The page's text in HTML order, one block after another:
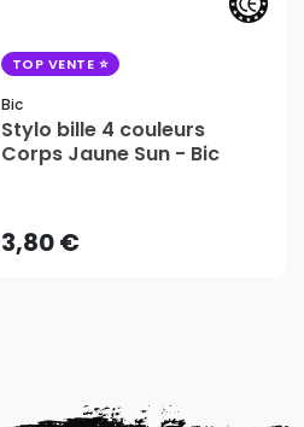
TOP VENTE
Bic
Stylo bille 4 couleurs
Corps Jaune Sun - Bic
3,80 €
3,80 €